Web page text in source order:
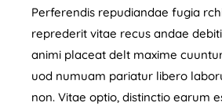
Perferendis repudiandae fugia
reprederit vitae recus andae
animi placeat delt maxime
uod numuam pariatur libero
non. Vitae optio, distinctio earum